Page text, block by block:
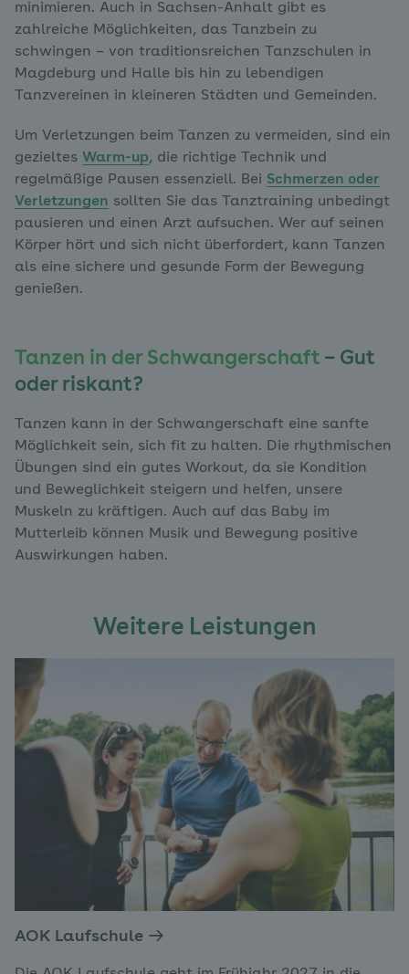
minimieren. Auch in Sachsen-Anhalt gibt es
zahlreiche Möglichkeiten, das Tanzbein zu
schwingen – von traditionsreichen Tanzschulen in
Magdeburg und Halle bis hin zu lebendigen
Tanzvereinen in kleineren Städten und Gemeinden.
Um Verletzungen beim Tanzen zu vermeiden, sind ein
gezieltes Warm-up, die richtige Technik und
regelmäßige Pausen essenziell. Bei Schmerzen oder
Verletzungen sollten Sie das Tanztraining unbedingt
pausieren und einen Arzt aufsuchen. Wer auf seinen
Körper hört und sich nicht überfordert, kann Tanzen
als eine sichere und gesunde Form der Bewegung
genießen.
Tanzen in der Schwangerschaft – Gut
oder riskant?
Tanzen kann in der Schwangerschaft eine sanfte
Möglichkeit sein, sich fit zu halten. Die rhythmischen
Übungen sind ein gutes Workout, da sie Kondition
und Beweglichkeit steigern und helfen, unsere
Muskeln zu kräftigen. Auch auf das Baby im
Mutterleib können Musik und Bewegung positive
Auswirkungen haben.
Weitere Leistungen
AOK Laufschule